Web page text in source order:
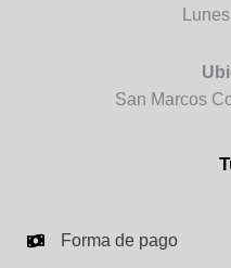
San Marcos
Forma de pago